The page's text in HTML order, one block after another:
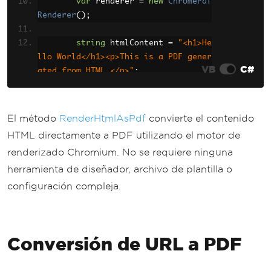
Renderer();
string htmlContent =
"<h1>He
llo World</h1><p>This is a PDF gener
ated from HTML.</p>" ;
lAsPdf
htmlContent
Console.WriteLine("PDF creat
ed successfully!" );
}
VB C#
El método RenderHtmlAsPdf convierte el contenido
HTML directamente a PDF utilizando el motor de
renderizado Chromium. No se requiere ninguna
herramienta de diseñador, archivo de plantilla o
configuración compleja.
Conversión de URL a PDF